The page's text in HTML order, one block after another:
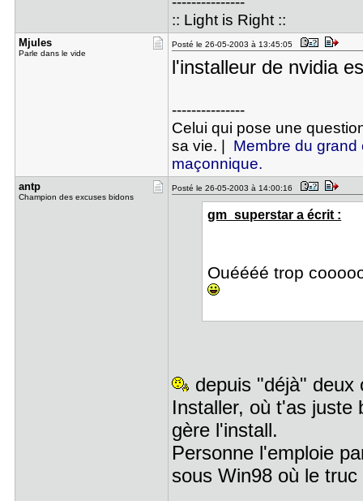
:: Light is Right ::
Mjules
Parle dans le vide
Posté le 26-05-2003 à 13:45:05
l'installeur de nvidia
---------------
Celui qui pose une
sa vie. | Membre du
maçonnique.
antp
Champion des excuses bidons
Posté le 26-05-2003 à 14:00:16
gm_superstar a écrit :
Ouéééé trop
depuis "déjà"
Installer, où t'as juste
gère l'install.
Personne l'emploie
sous Win98 où le